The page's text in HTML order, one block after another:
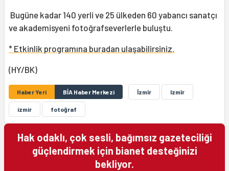
Bugüne kadar 140 yerli ve 25 ülkeden 60 yabancı sanatçı
ve akademisyeni fotoğrafseverlerle buluştu.
* Etkinlik programına buradan ulaşabilirsiniz.
(HY/BK)
Haber Yeri BİA Haber Merkezi Îzmîr Izmîr
izmir fotoğraf
Hak odaklı, çok sesli, bağımsız gazeteciliği
güçlendirmek için bianet desteğinizi
bekliyor.